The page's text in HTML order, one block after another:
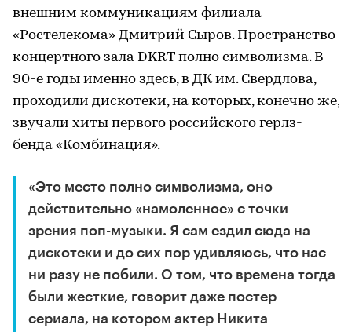
внешним коммуникациям филиала
«Ростелекома» Дмитрий Сыров. Пространство
концертного зала DKRT полно символизма. В
90-е годы именно здесь, в ДК им. Свердлова,
проходили дискотеки, на которых, конечно же,
звучали хиты первого российского герлз-
бенда «Комбинация».
«Это место полно символизма, оно
действительно «намоленное» с точки
зрения поп-музыки. Я сам ездил сюда на
дискотеки и до сих пор удивляюсь, что нас
ни разу не побили. О том, что времена тогда
были жесткие, говорит даже постер
сериала, на котором актер Никита